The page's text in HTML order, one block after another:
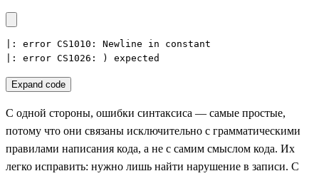
|: error CS1010: Newline in constant
|: error CS1026: ) expected
Expand code
С одной стороны, ошибки синтаксиса — самые простые,
потому что они связаны исключительно с грамматическими
правилами написания кода, а не с самим смыслом кода. Их
легко исправить: нужно лишь найти нарушение в записи. С